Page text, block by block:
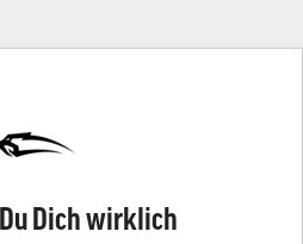
Dich wirklich